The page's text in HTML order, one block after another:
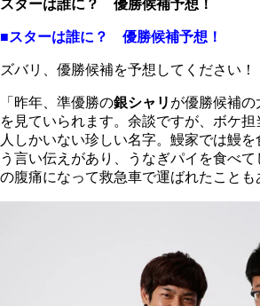
スターは誰に？ 優勝候補予想！
■スターは誰に？ 優勝候補予想！
ズバリ、優勝候補を予想してください！
「昨年、準優勝の銀シャリ が優勝候補の
を見ていられます。余談ですが、ボケ担
人しかいない珍しい名字。鰻家では鰻
う言い伝えがあり、うなぎパイを食べ
の腹痛になって救急車で運ばれたことも